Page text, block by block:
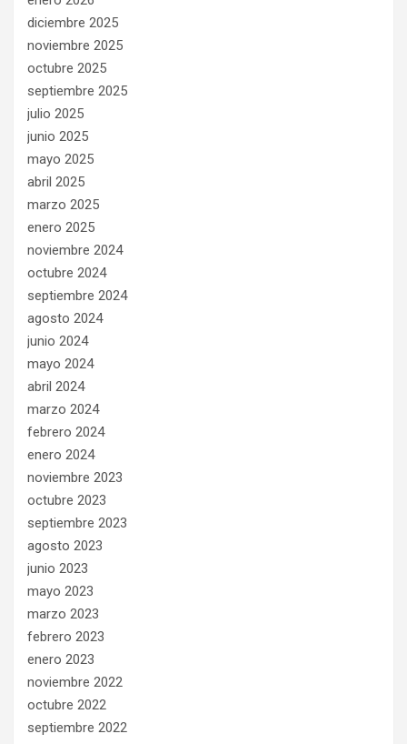
diciembre 2025
noviembre 2025
octubre 2025
septiembre 2025
julio 2025
junio 2025
mayo 2025
abril 2025
marzo 2025
enero 2025
noviembre 2024
octubre 2024
septiembre 2024
agosto 2024
junio 2024
mayo 2024
abril 2024
marzo 2024
febrero 2024
enero 2024
noviembre 2023
octubre 2023
septiembre 2023
agosto 2023
junio 2023
mayo 2023
marzo 2023
febrero 2023
enero 2023
noviembre 2022
octubre 2022
septiembre 2022